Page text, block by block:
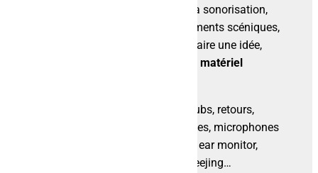
proposons un large choix pour la sonorisation,
l’éclairage, les effets, les équipements scéniques,
la vidéo, le backline. Pour vous faire une idée,
installation de matériel
: diffusion, subs, retours,
amplificateurs, périphériques, microphones
numériques, microphones, ear monitor,
consoles, rack de scène, deejing…